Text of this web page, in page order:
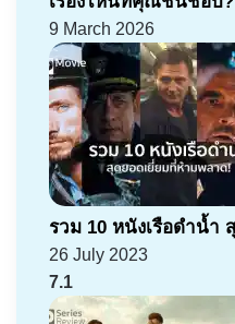
9 March 2026
รวม 10 หนังเรือดำน้ำ
26 July 2023
7.1